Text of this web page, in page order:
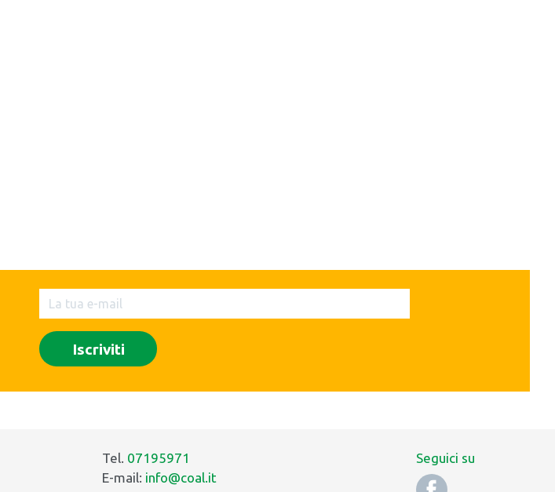
Tel. 07195971
E-mail: info@coal.it
Seguici su